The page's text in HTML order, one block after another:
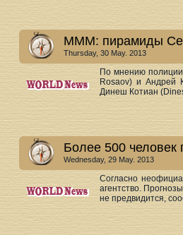
МММ: пирамиды
Thursday, 30 May. 2013
По мнению
Rosaov) и Андрей
Динеш Котиан
Более 500 человек
Wednesday, 29 May. 2013
Cогласно
агентство.
не предвидится,